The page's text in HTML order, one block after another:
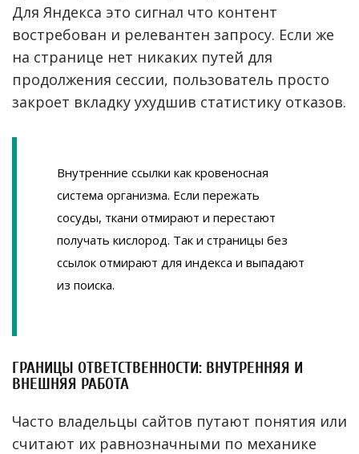
Для Яндекса это сигнал что контент
востребован и релевантен запросу. Если же
на странице нет никаких путей для
продолжения сессии, пользователь просто
закроет вкладку ухудшив статистику отказов.
Внутренние ссылки как кровеносная
система организма. Если пережать
сосуды, ткани отмирают и перестают
получать кислород. Так и страницы без
ссылок отмирают для индекса и выпадают
из поиска.
ГРАНИЦЫ ОТВЕТСТВЕННОСТИ: ВНУТРЕННЯЯ И
ВНЕШНЯЯ РАБОТА
Часто владельцы сайтов путают понятия или
считают их равнозначными по механике